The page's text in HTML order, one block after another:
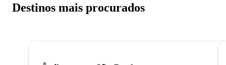
Destinos mais procurados